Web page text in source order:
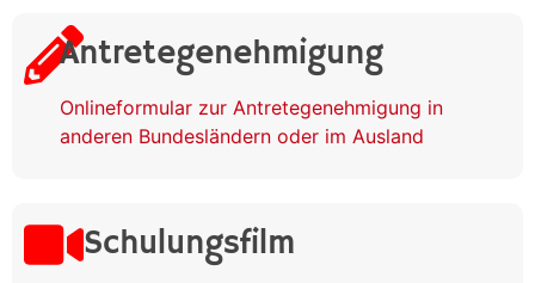
Antretegenehmigung
Onlineformular zur Antretegenehmigung in
anderen Bundesländern oder im Ausland
Schulungsfilm